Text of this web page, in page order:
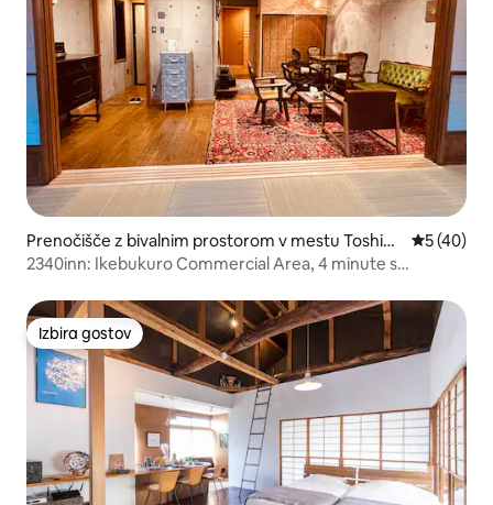
Prenočišče z bivalnim prostorom v mestu Toshim
a City
5 (40)
2340inn: Ikebukuro Commercial Area, 4 minute s
zasnovan, 55 ⓘ, japonski tatami + dnevna soba, 2 kopalnici
Izbira gostov
Izbira gostov